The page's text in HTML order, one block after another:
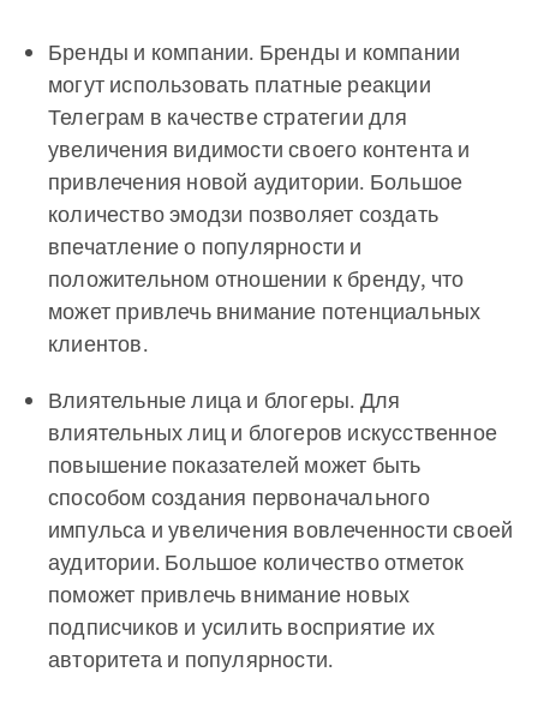
Бренды и компании. Бренды и компании
могут использовать платные реакции
Телеграм в качестве стратегии для
увеличения видимости своего контента и
привлечения новой аудитории. Большое
количество эмодзи позволяет создать
впечатление о популярности и
положительном отношении к бренду, что
может привлечь внимание потенциальных
клиентов.
Влиятельные лица и блогеры. Для
влиятельных лиц и блогеров искусственное
повышение показателей может быть
способом создания первоначального
импульса и увеличения вовлеченности своей
аудитории. Большое количество отметок
поможет привлечь внимание новых
подписчиков и усилить восприятие их
авторитета и популярности.